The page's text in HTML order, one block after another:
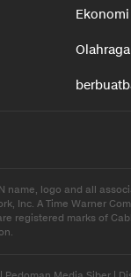
Ekonomi
Olahraga
name, logo and all
Inc. A Time Warner
registered marks of